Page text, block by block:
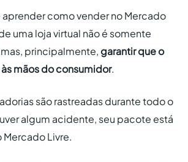
como vender no Mercado
uma loja virtual não é somente
principalmente, garantir que o
mãos do consumidor.
são rastreadas durante todo o
algum acidente, seu pacote está
Livre.